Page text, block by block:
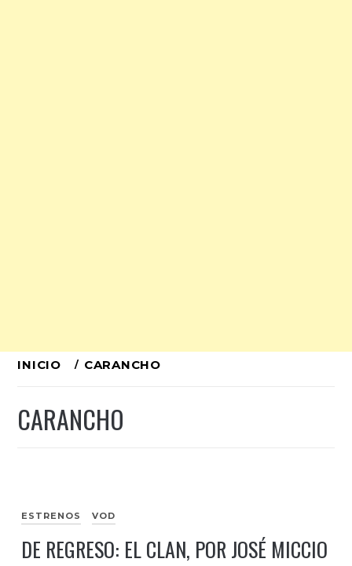
Ir
contenido
INICIO CARANCHO
CARANCHO
ESTRENOS VOD
DE REGRESO: EL CLAN, POR JOSÉ MICCIO